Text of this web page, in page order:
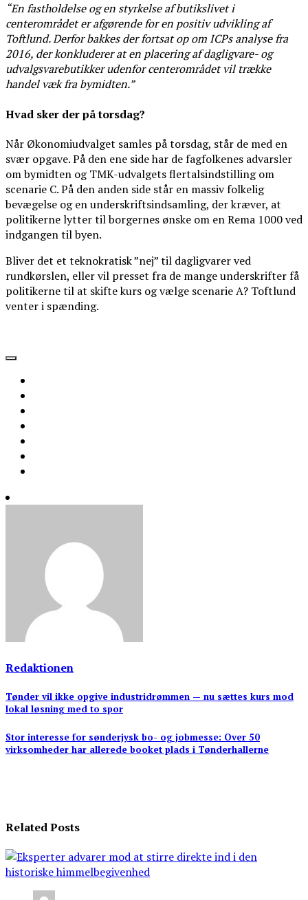
“En fastholdelse og en styrkelse af butikslivet i
centerområdet er afgørende for en positiv udvikling af
Toftlund. Derfor bakkes der fortsat op om ICPs analyse fra
2016, der konkluderer at en placering af dagligvare- og
udvalgsvarebutikker udenfor centerområdet vil trække
handel væk fra bymidten.”
Hvad sker der på torsdag?
Når Økonomiudvalget samles på torsdag, står de med en
svær opgave. På den ene side har de fagfolkenes advarsler
om bymidten og TMK-udvalgets flertalsindstilling om
scenarie C. På den anden side står en massiv folkelig
bevægelse og en underskriftsindsamling, der kræver, at
politikerne lytter til borgernes ønske om en Rema 1000 ved
indgangen til byen.
Bliver det et teknokratisk ”nej” til dagligvarer ved
rundkørslen, eller vil presset fra de mange underskrifter få
politikerne til at skifte kurs og vælge scenarie A? Toftlund
venter i spænding.
Redaktionen
Indlægsnavigation
Tønder vil ikke opgive industridrømmen — nu sættes kurs mod
lokal løsning med to spor
Stor interesse for sønderjysk bo- og jobmesse: Over 50
virksomheder har allerede booket plads i Tønderhallerne
Related Posts